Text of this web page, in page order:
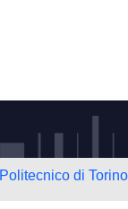
Politecnico di Torino